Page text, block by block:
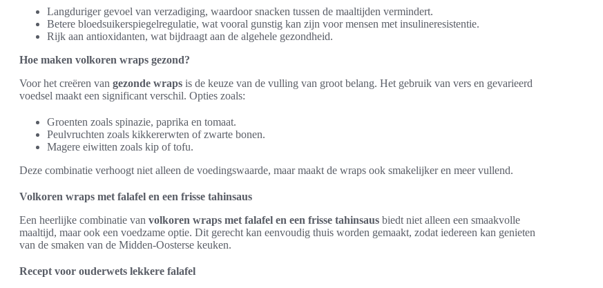
Langduriger gevoel van verzadiging, waardoor snacken tussen de maaltijden vermindert.
Betere bloedsuikerspiegelregulatie, wat vooral gunstig kan zijn voor mensen met insulineresistentie.
Rijk aan antioxidanten, wat bijdraagt aan de algehele gezondheid.
Hoe maken volkoren wraps gezond?
Voor het creëren van gezonde wraps is de keuze van de vulling van groot belang. Het gebruik van vers en gevarieerd
voedsel maakt een significant verschil. Opties zoals:
Groenten zoals spinazie, paprika en tomaat.
Peulvruchten zoals kikkererwten of zwarte bonen.
Magere eiwitten zoals kip of tofu.
Deze combinatie verhoogt niet alleen de voedingswaarde, maar maakt de wraps ook smakelijker en meer vullend.
Volkoren wraps met falafel en een frisse tahinsaus
Een heerlijke combinatie van volkoren wraps met falafel en een frisse tahinsaus biedt niet alleen een smaakvolle
maaltijd, maar ook een voedzame optie. Dit gerecht kan eenvoudig thuis worden gemaakt, zodat iedereen kan genieten
van de smaken van de Midden-Oosterse keuken.
Recept voor ouderwets lekkere falafel